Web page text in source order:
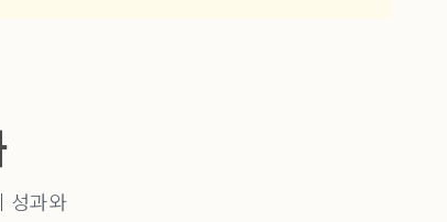
성과와